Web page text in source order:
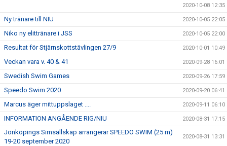
2020-10-08 12:35
Ny tränare till NIU 2020-10-05 22:05
Niko ny elittränare i JSS 2020-10-05 22:00
Resultat för Stjärnskottstävlingen 27/9 2020-10-01 10:49
Veckan vara v. 40 & 41 2020-09-28 16:01
Swedish Swim Games 2020-09-26 17:59
Speedo Swim 2020 2020-09-20 06:41
Marcus äger mittuppslaget .... 2020-09-11 06:10
INFORMATION ANGÅENDE RIG/NIU 2020-08-31 17:15
Jönköpings Simsällskap arrangerar SPEEDO SWIM (25 m)
19-20 september 2020
2020-08-31 13:31